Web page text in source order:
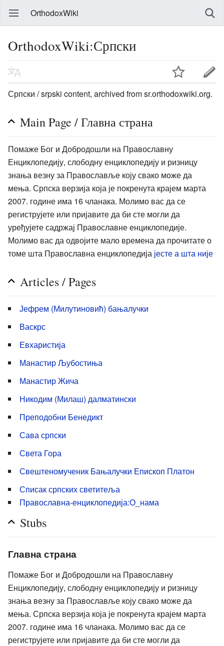
OrthodoxWiki
OrthodoxWiki:Српски
Српски / srpski content, archived from sr.orthodoxwiki.org.
Main Page / Главна страна
Помаже Бог и Добродошли на Православну
Енциклопедију, слободну енциклопедију и ризницу
знања везну за Православље коју свако може да
мења. Српска верзија која је покренута крајем марта
2007. године има 16 чланака. Молимо вас да се
региструјете или пријавите да би сте могли да
уређујете садржај Православне енциклопедије.
Молимо вас да одвојите мало времена да прочитате о
томе шта Православна енциклопедија јесте а шта није
Articles / Pages
Јефрем (Милутиновић) бањалучки
Васкрс
Евхаристија
Манастир Љубостиња
Манастир Жича
Никодим (Милаш) далматински
Преподобни Бенедикт
Сава српски
Света Гора
Свештеномученик Бањалучки Епископ Платон
Списак српских светитеља
Православна-енциклопедија:О_нама
Stubs
Главна страна
Помаже Бог и Добродошли на Православну
Енциклопедију, слободну енциклопедију и ризницу
знања везну за Православље коју свако може да
мења. Српска верзија која је покренута крајем марта
2007. године има 16 чланака. Молимо вас да се
региструјете или пријавите да би сте могли да